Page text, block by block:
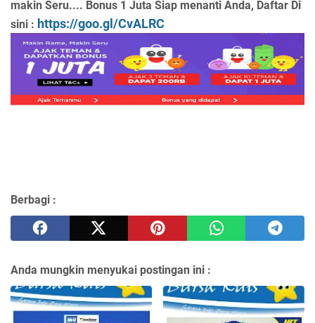
makin Seru.... Bonus 1 Juta Siap menanti Anda, Daftar Di
sini : https://goo.gl/CvALRC
Berbagi :
Anda mungkin menyukai postingan ini :